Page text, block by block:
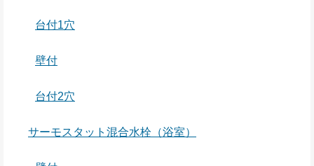
台付1穴
壁付
台付2穴
サーモスタット混合水栓（浴室）